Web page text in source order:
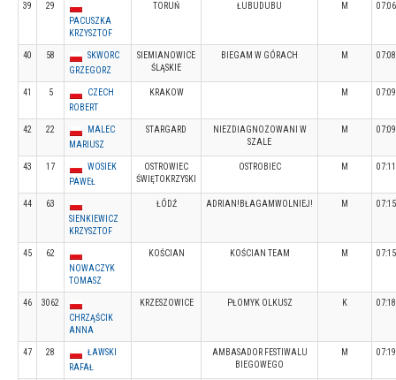
39
29
PACUSZKA
KRZYSZTOF
TORUŃ ŁUBUDUBU M
40 58
SKWORC
GRZEGORZ
SIEMIANOWICE
ŚLĄSKIE
BIEGAM W GÓRACH M
41 5
CZECH
ROBERT
KRAKOW M
42 22
MALEC
MARIUSZ
STARGARD
NIEZDIAGNOZOWANI W
SZALE
M
43 17
WOSIEK
PAWEŁ
OSTROWIEC
ŚWIĘTOKRZYSKI
OSTROBIEC M
44
63
SIENKIEWICZ
KRZYSZTOF
ŁÓDŹ ADRIAN!BŁAGAMWOLNIEJ! M
45
62
NOWACZYK
TOMASZ
KOŚCIAN KOŚCIAN TEAM M
46
3062
CHRZĄŚCIK
ANNA
KRZESZOWICE PŁOMYK OLKUSZ K
47 28
ŁAWSKI
RAFAŁ
AMBASADOR FESTIWALU
BIEGOWEGO
M